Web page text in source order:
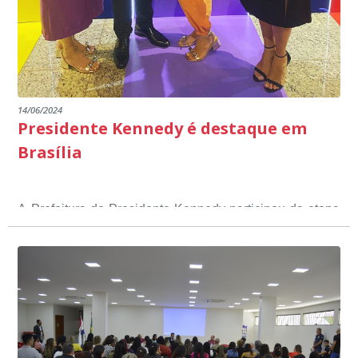
14/06/2024
Presidente Kennedy é destaque em
Brasília
A Prefeitura de Presidente Kennedy participou da etapa
nacional do 12º Prêmio Sebrae Prefeitura
Empreendedora, que visou valorizar e destacar o papel
dos gestores públicos comprometidos com o
desenvolvimento socioeconômico dos municípios, a
partir de iniciativas que estimulam o empreendedorismo,
a competitividade dos pequenos negócios e a
modernização da gestão pública local. O evento